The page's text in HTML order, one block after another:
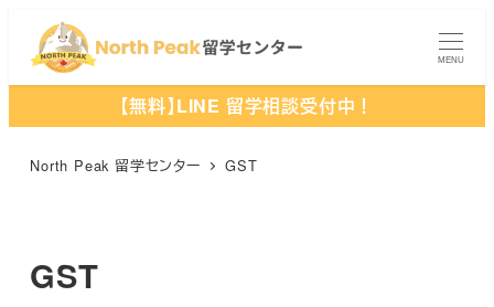
ン
MENU
【無料】LINE 留学相談受付中！
North Peak 留学センター GST
GST